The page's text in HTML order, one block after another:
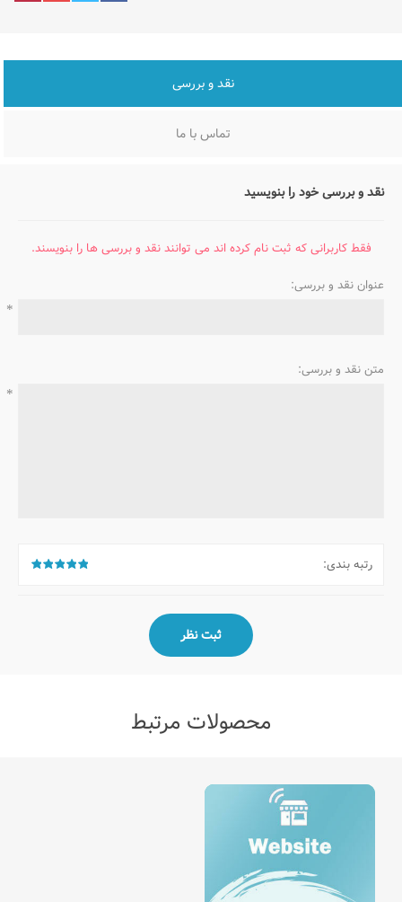
نقد و بررسی
تماس با ما
نقد و بررسی خود را بنویسید
فقط کاربرانی که ثبت نام کرده اند می توانند نقد و بررسی ها را بنویسند.
عنوان نقد و بررسی:
*
متن نقد و بررسی:
*
رتبه بندی:
محصولات مرتبط